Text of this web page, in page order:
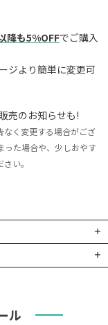
降も5%OFFでご購入
ジより簡単に変更可
売のお知らせも!
く変更する場合がござ
った場合や、少しおやす
い。
ル